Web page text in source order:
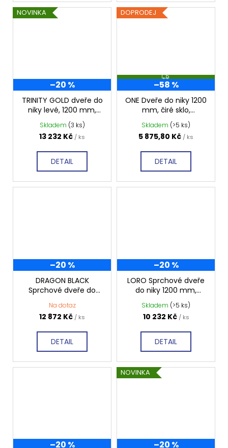
NOVINKA
–20 %
TRINITY GOLD dveře do
niky levé, 1200 mm,
čiré sklo, GT1212CL-G
Skladem (3 ks)
13 232 Kč / ks
DETAIL
DOPRODEJ
Z
D
A
R
M
A
–58 %
ONE Dveře do niky 1200
mm, čiré sklo,
GO4412D
Skladem (>5 ks)
5 875,80 Kč / ks
DETAIL
–20 %
DRAGON BLACK
Sprchové dveře do
GD4612B
Na dotaz
12 872 Kč / ks
DETAIL
–20 %
LORO Sprchové dveře
do niky 1200 mm,
dvoukřídlé, čiré sklo,
GN4312
Skladem (>5 ks)
10 232 Kč / ks
DETAIL
–20 %
NOVINKA
–20 %